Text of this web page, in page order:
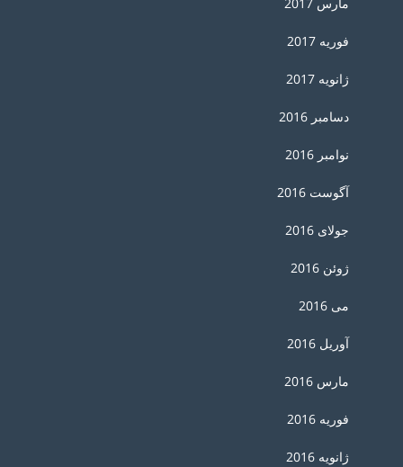
فوریه 2017
ژانویه 2017
دسامبر 2016
نوامبر 2016
آگوست 2016
جولای 2016
ژوئن 2016
می 2016
آوریل 2016
مارس 2016
فوریه 2016
ژانویه 2016